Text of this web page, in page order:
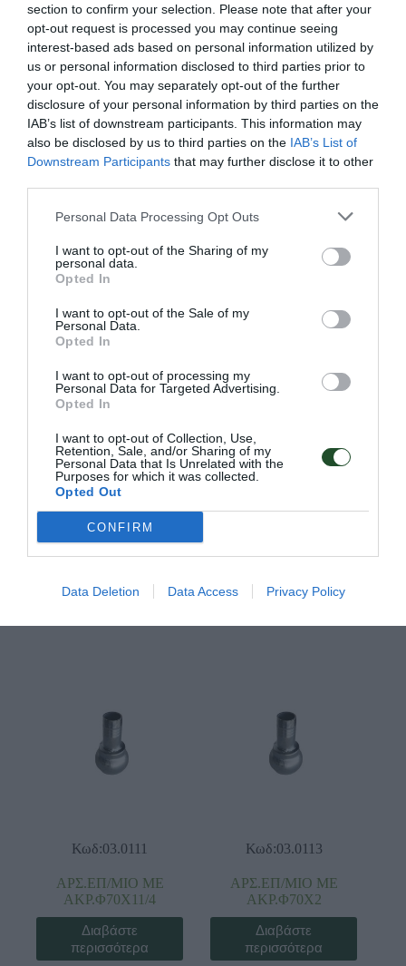
section to confirm your selection. Please note that after your
opt-out request is processed you may continue seeing
interest-based ads based on personal information utilized by
us or personal information disclosed to third parties prior to
your opt-out. You may separately opt-out of the further
disclosure of your personal information by third parties on the
IAB’s list of downstream participants. This information may
also be disclosed by us to third parties on the IAB’s List of
Downstream Participants that may further disclose it to other
Personal Data Processing Opt Outs
I want to opt-out of the Sharing of my
personal data.
Opted In
I want to opt-out of the Sale of my
Personal Data.
Opted In
I want to opt-out of processing my
Personal Data for Targeted Advertising.
Opted In
I want to opt-out of Collection, Use,
Retention, Sale, and/or Sharing of my
Personal Data that Is Unrelated with the
Purposes for which it was collected.
Opted Out
CONFIRM
Data Deletion Data Access Privacy Policy
ΑΡΠΑΓΗ Φ 70
Διαβάστε
περισσότερα
ΑΡΠΑΓΗ Φ 89
περισσότερα
Κωδ:03.0110
ΑΡΣ.ΕΠ/ΜΙΟ ΜΕ
ΑΚΡ.Φ70Χ1
Διαβάστε
SOLD OUT
Κωδ:03.0112
Διαβάστε
Κωδ:03.0111
ΑΡΣ.ΕΠ/ΜΙΟ ΜΕ
ΑΚΡ.Φ70Χ11/4
Διαβάστε
περισσότερα
Κωδ:03.0113
ΑΡΣ.ΕΠ/ΜΙΟ ΜΕ
ΑΚΡ.Φ70Χ2
Διαβάστε
περισσότερα